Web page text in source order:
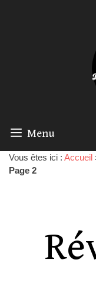
Menu
Vous êtes ici : Accueil
Page 2